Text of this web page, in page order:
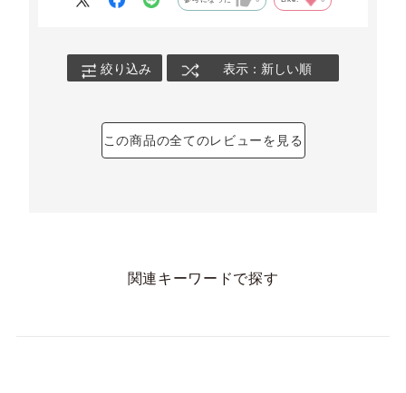
絞り込み 表示：新しい順
この商品の全てのレビューを見る
関連キーワードで探す